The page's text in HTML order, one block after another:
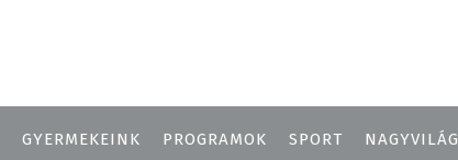
GYERMEKEINK PROGRAMOK SPORT NAGYVILÁG